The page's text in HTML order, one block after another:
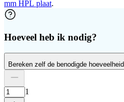
mm HPL plaat.
Hoeveel heb ik nodig?
Bereken zelf de benodigde hoeveelheid
Aantal platen
Hoogte
Breedte
Verwijder plaat
1